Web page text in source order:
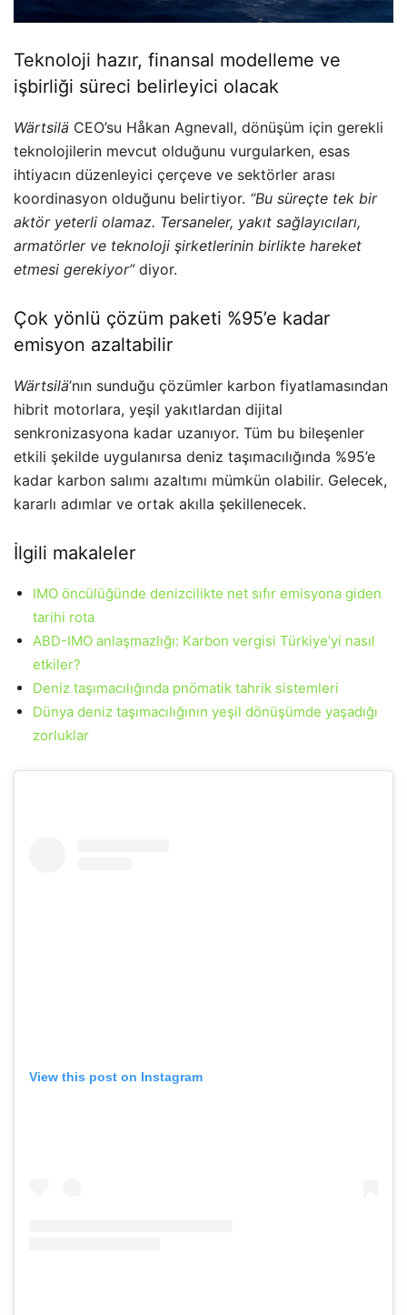
Teknoloji hazır, finansal modelleme ve
işbirliği süreci belirleyici olacak
Wärtsilä CEO’su Håkan Agnevall, dönüşüm için gerekli
teknolojilerin mevcut olduğunu vurgularken, esas
ihtiyacın düzenleyici çerçeve ve sektörler arası
koordinasyon olduğunu belirtiyor. “Bu süreçte tek bir
aktör yeterli olamaz. Tersaneler, yakıt sağlayıcıları,
armatörler ve teknoloji şirketlerinin birlikte hareket
etmesi gerekiyor”diyor.
Çok yönlü çözüm paketi %95’e kadar
emisyon azaltabilir
Wärtsilä’nın sunduğu çözümler karbon fiyatlamasından
hibrit motorlara, yeşil yakıtlardan dijital
senkronizasyona kadar uzanıyor. Tüm bu bileşenler
etkili şekilde uygulanırsa deniz taşımacılığında %95’e
kadar karbon salımı azaltımı mümkün olabilir. Gelecek,
kararlı adımlar ve ortak akılla şekillenecek.
İlgili makaleler
IMO öncülüğünde denizcilikte net sıfır emisyona giden
tarihi rota
ABD-IMO anlaşmazlığı: Karbon vergisi Türkiye’yi nasıl
etkiler?
Deniz taşımacılığında pnömatik tahrik sistemleri
Dünya deniz taşımacılığının yeşil dönüşümde yaşadığı
zorluklar
View this post on Instagram